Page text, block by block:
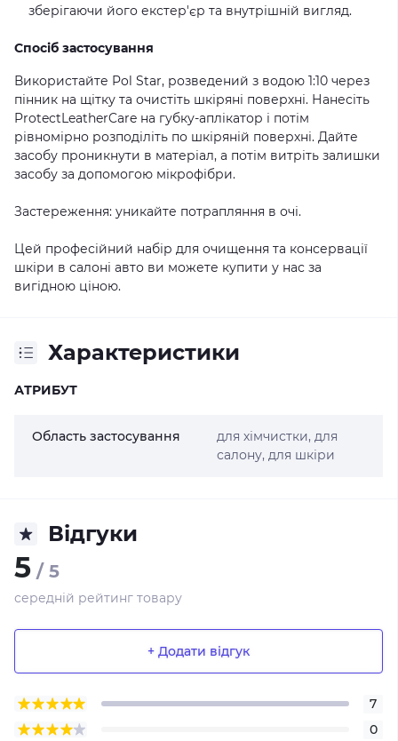
зберігаючи його екстер'єр та внутрішній вигляд.
Спосіб застосування
Використайте Pol Star, розведений з водою 1:10 через
пінник на щітку та очистіть шкіряні поверхні. Нанесіть
ProtectLeatherCare на губку-аплікатор і потім
рівномірно розподіліть по шкіряній поверхні. Дайте
засобу проникнути в матеріал, а потім витріть залишки
засобу за допомогою мікрофібри.
Застереження: уникайте потрапляння в очі.
Цей професійний набір для очищення та консервації
шкіри в салоні авто ви можете купити у нас за
вигідною ціною.
Характеристики
АТРИБУТ
Область застосування
для хімчистки, для
салону, для шкіри
Відгуки
5 / 5
середній рейтинг товару
+ Додати відгук
7
0